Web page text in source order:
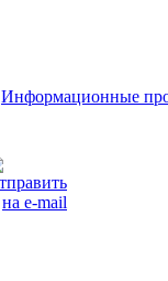
Информационные